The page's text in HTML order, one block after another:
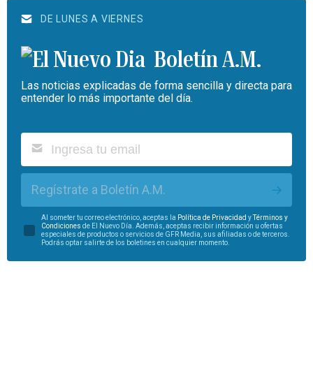
DE LUNES A VIERNES
Boletín A.M.
Las noticias explicadas de forma sencilla y directa para
entender lo más importante del día.
Regístrate a Boletín A.M.
Al someter tu correo electrónico, aceptas la Política de Privacidad yTérminos y
Condiciones de El Nuevo Día. Además, aceptas recibir información u ofertas
especiales de productos o servicios de GFR Media, sus afiliadas o de terceros.
Podrás optar salirte de los boletines en cualquier momento.